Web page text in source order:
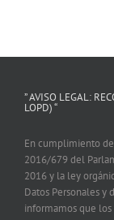
” AVISO LEGAL:
LOPD) “
En cumplimiento
2016/679 del
2016 y la ley
Datos Personales y
informamos que los